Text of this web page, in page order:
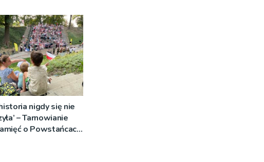
nigdy się nie
– Tarnowianie
o Powstańcach